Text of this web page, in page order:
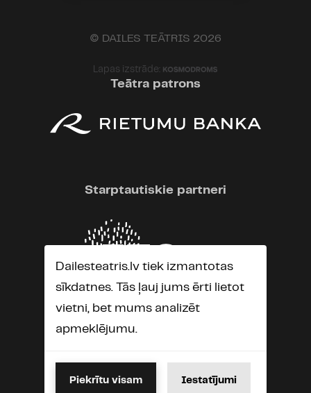
© DAILES TEĀTRIS 2026
Lapas izstrāde:
Teātra patrons
Starptautiskie partneri
Dailesteatris.lv tiek izmantotas
sīkdatnes. Tās ļauj jums ērti lietot
vietni, bet mums analizēt
apmeklējumu.
Piekrītu visam Iestatījumi